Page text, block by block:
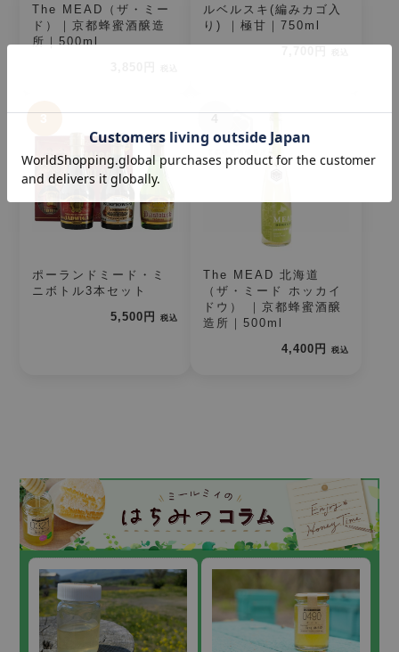
The MEAD（ザ・ミー
ド）｜京都蜂蜜酒醸造
所｜500ml
ルベルスキ(編みカゴ入
り) ｜極甘｜750ml
ポーランドミード・ミ
ニボトル3本セット
5,500円
税込
The MEAD 北海道
（ザ・ミード ホッカイ
ドウ） ｜京都蜂蜜酒醸
造所｜500ml
4,400円
税込